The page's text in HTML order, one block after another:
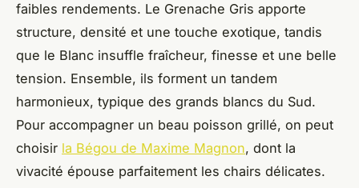
faibles rendements. Le Grenache Gris apporte
structure, densité et une touche exotique, tandis
que le Blanc insuffle fraîcheur, finesse et une belle
tension. Ensemble, ils forment un tandem
harmonieux, typique des grands blancs du Sud.
Pour accompagner un beau poisson grillé, on peut
choisir la Bégou de Maxime Magnon, dont la
vivacité épouse parfaitement les chairs délicates.